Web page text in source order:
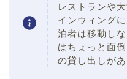
レストランや
インウィング
泊者は移動し
はちょっと面
の貸し出しが